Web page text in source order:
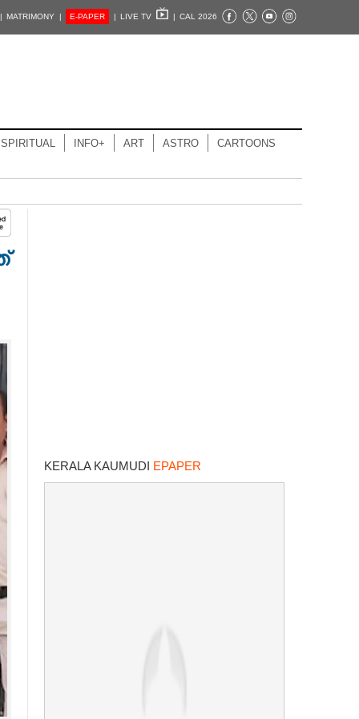
MATRIMONY | E-PAPER | LIVE TV | CAL 2026
SPIRITUAL INFO+ ART ASTRO CARTOONS
KERALA KAUMUDI EPAPER